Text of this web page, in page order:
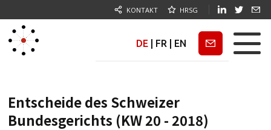
KONTAKT HRSG
DE FR EN Newsletter
Entscheide des Schweizer
Bundesgerichts (KW 20 - 2018)